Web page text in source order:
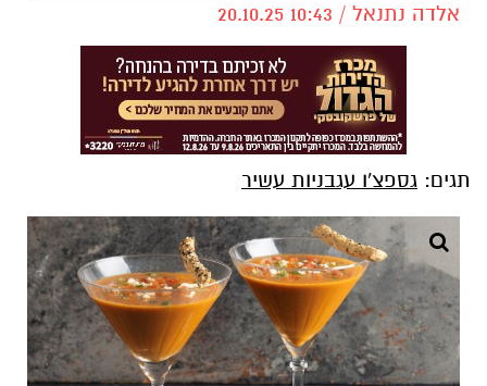
אלדה נתנאל / 10:43 20.10.25
תגים: גספצ'ו עגבניות עשיר